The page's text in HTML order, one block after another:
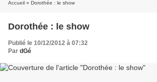
Accueil » Dorothée : le show
Dorothée : le show
Publié le 10/12/2012 à 07:32
Par dGé